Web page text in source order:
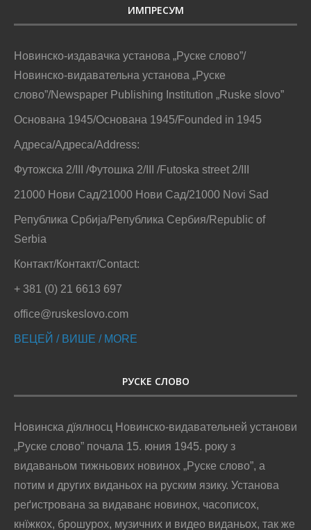
ИМПРЕСУМ
Новинско-издавачка установа „Руске слово”/
Новинско-видавательна установа „Руске
слово”/Newspaper Publishing Institution „Ruske slovo”
Основана 1945/Основана 1945/Founded in 1945
Адреса/Адреса/Address:
Футожска 2/III /Футошка 2/III /Futoska street 2/III
21000 Нови Сад/21000 Нови Сад/21000 Novi Sad
Република Србија/Република Сербия/Republic of
Serbia
Контакт/Контакт/Contact:
+ 381 (0) 21 6613 697
office@ruskeslovo.com
ВЕЦЕЙ / ВИШЕ / MORE
РУСКЕ СЛОВО
Новинска дїялносц Новинско-видавательней установи
„Руске слово” почала 15. юния 1945. року з
видаваньом тижньових новинох „Руске слово”, а
потим и других виданьох на руским язику. Установа
реґистрована за видаванє новинох, часописох,
кнїжкох, брошурох, музичних и видео виданьох, так же